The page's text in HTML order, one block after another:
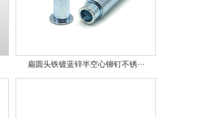
扁圆头铁镀蓝锌半空心铆钉不锈···